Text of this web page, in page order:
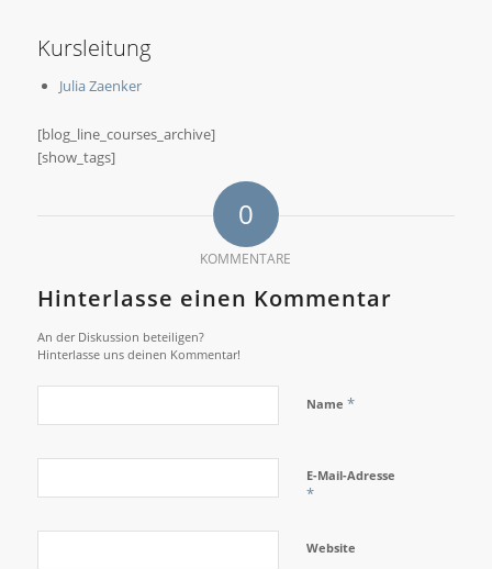
Kursleitung
Julia Zaenker
[blog_line_courses_archive]
[show_tags]
0
KOMMENTARE
Hinterlasse einen Kommentar
An der Diskussion beteiligen?
Hinterlasse uns deinen Kommentar!
Name *
E-Mail-Adresse
*
Website